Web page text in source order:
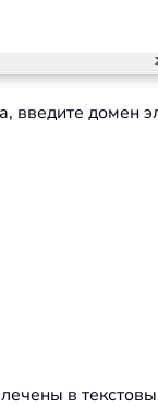
введите домен
в